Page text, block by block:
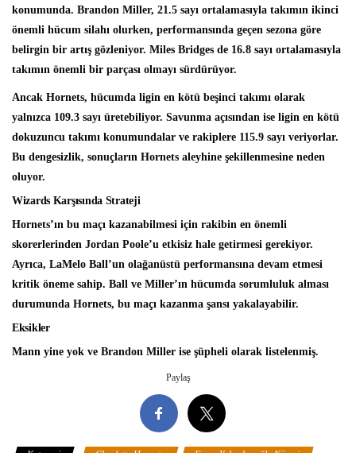
konumunda. Brandon Miller, 21.5 sayı ortalamasıyla takımın ikinci
önemli hücum silahı olurken, performansında geçen sezona göre
belirgin bir artış gözleniyor. Miles Bridges de 16.8 sayı ortalamasıyla
takımın önemli bir parçası olmayı sürdürüyor.
Ancak Hornets, hücumda ligin en kötü beşinci takımı olarak
yalnızca 109.3 sayı üretebiliyor. Savunma açısından ise ligin en kötü
dokuzuncu takımı konumundalar ve rakiplere 115.9 sayı veriyorlar.
Bu dengesizlik, sonuçların Hornets aleyhine şekillenmesine neden
oluyor.
Wizards Karşısında Strateji
Hornets’ın bu maçı kazanabilmesi için rakibin en önemli
skorerlerinden Jordan Poole’u etkisiz hale getirmesi gerekiyor.
Ayrıca, LaMelo Ball’un olağanüstü performansına devam etmesi
kritik öneme sahip. Ball ve Miller’ın hücumda sorumluluk alması
durumunda Hornets, bu maçı kazanma şansı yakalayabilir.
Eksikler
Mann yine yok ve Brandon Miller ise şüpheli olarak listelenmiş.
Paylaş